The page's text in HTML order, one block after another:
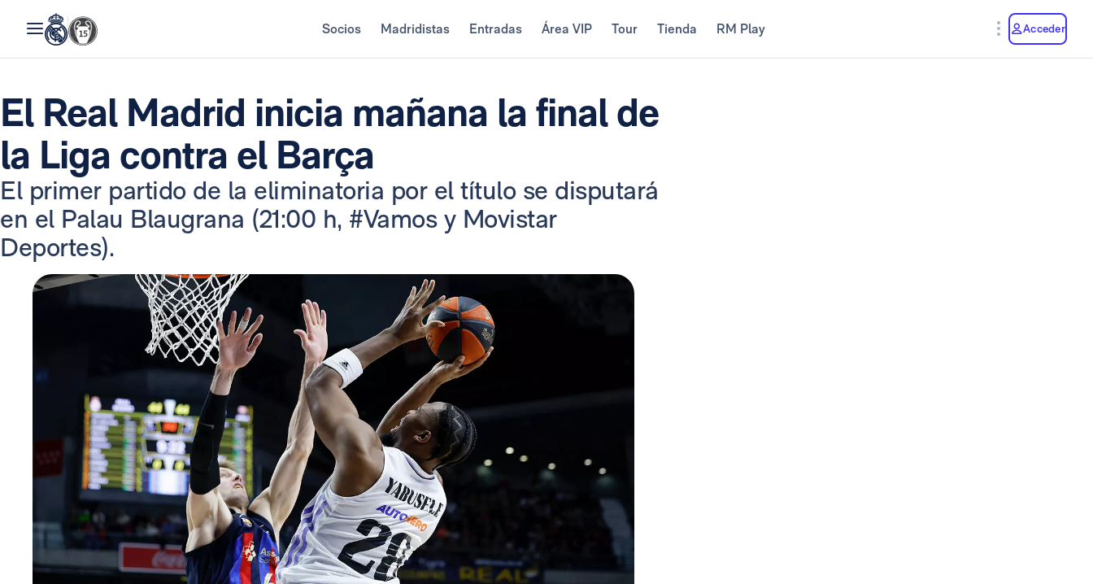
Socios Madridistas Entradas Área VIP Tour Tienda RM Play Acceder
El Real Madrid inicia mañana la final de
la Liga contra el Barça
El primer partido de la eliminatoria por el título se disputará
en el Palau Blaugrana (21:00 h, #Vamos y Movistar
Deportes).